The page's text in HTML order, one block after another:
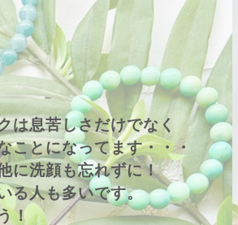
は息苦しさだけでなく
ことになってます・・・
に洗顔も忘れずに！
る人も多いです。
！